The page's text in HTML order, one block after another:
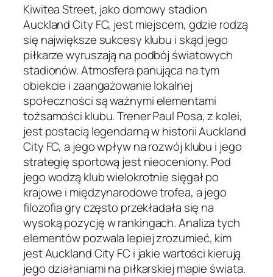
Kiwitea Street, jako domowy stadion
Auckland City FC, jest miejscem, gdzie rodzą
się największe sukcesy klubu i skąd jego
piłkarze wyruszają na podbój światowych
stadionów. Atmosfera panująca na tym
obiekcie i zaangażowanie lokalnej
społeczności są ważnymi elementami
tożsamości klubu. Trener Paul Posa, z kolei,
jest postacią legendarną w historii Auckland
City FC, a jego wpływ na rozwój klubu i jego
strategię sportową jest nieoceniony. Pod
jego wodzą klub wielokrotnie sięgał po
krajowe i międzynarodowe trofea, a jego
filozofia gry często przekładała się na
wysoką pozycję w rankingach. Analiza tych
elementów pozwala lepiej zrozumieć, kim
jest Auckland City FC i jakie wartości kierują
jego działaniami na piłkarskiej mapie świata.